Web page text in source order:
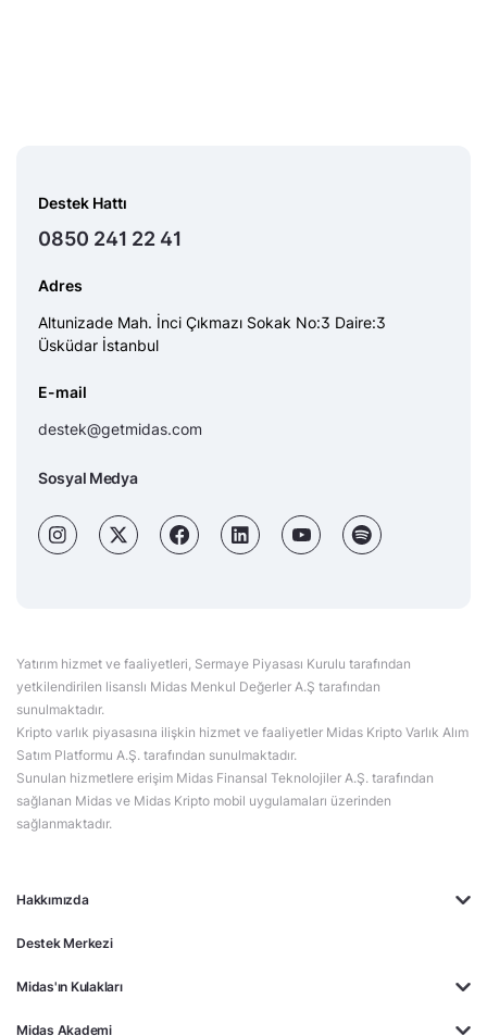
Hakkımızda
Destek Merkezi
Midas'ın Kulakları
Midas Akademi
Destek Hattı
0850 241 22 41
Adres
Altunizade Mah. İnci Çıkmazı Sokak No:3 Daire:3
Üsküdar İstanbul
E-mail
destek@getmidas.com
Sosyal Medya
Yatırım hizmet ve faaliyetleri, Sermaye Piyasası Kurulu tarafından
yetkilendirilen lisanslı Midas Menkul Değerler A.Ş tarafından
sunulmaktadır.
Kripto varlık piyasasına ilişkin hizmet ve faaliyetler Midas Kripto Varlık Alım
Satım Platformu A.Ş. tarafından sunulmaktadır.
Sunulan hizmetlere erişim Midas Finansal Teknolojiler A.Ş. tarafından
sağlanan Midas ve Midas Kripto mobil uygulamaları üzerinden
sağlanmaktadır.